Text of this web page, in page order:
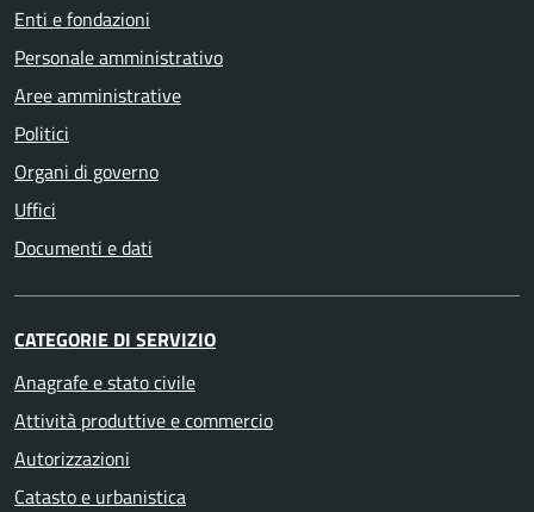
Enti e fondazioni
Personale amministrativo
Aree amministrative
Politici
Organi di governo
Uffici
Documenti e dati
CATEGORIE DI SERVIZIO
Anagrafe e stato civile
Attività produttive e commercio
Autorizzazioni
Catasto e urbanistica